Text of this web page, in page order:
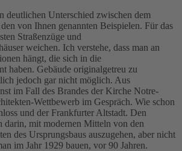
deutlichen Unterschied zwischen dem
von Ihnen genannten Beispielen. Für das
Straßenzüge und
weichen. Ich verstehe, dass man an
hängt, die sich in die
haben. Gebäude originalgetreu zu
jedoch gar nicht möglich. Aus
im Fall des Brandes der Kirche Notre-
Wettbewerb im Gespräch. Wie schon
und der Frankfurter Altstadt. Den
darin, mit modernen Mitteln von den
des Ursprungsbaus auszugehen, aber nicht
im Jahr 1929 bauen, vor 90 Jahren.